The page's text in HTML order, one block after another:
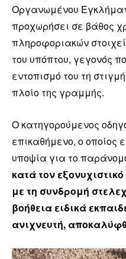
Οργανωμένου
προχωρήσει σε βάθος
πληροφοριακών
του υπόπτου, γεγονός
εντοπισμό του τη
πλοίο της γραμμής.
Ο κατηγορούμενος
επικαθήμενο, ο οποίος
υποψία για το
κατά τον
με τη συνδρομή
βοήθεια ειδικά
ανιχνευτή,